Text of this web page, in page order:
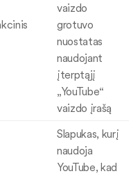
vaizdo
grotuvo
nuostatas
naudojant
įterptąjį
„YouTube“
vaizdo įrašą
Slapukas, kurį
naudoja
YouTube, kad